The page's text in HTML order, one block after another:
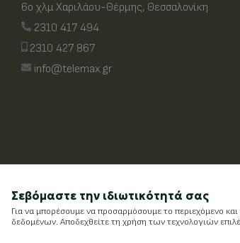
6ο χλμ Χαριλάου-Θέρμης, Θεσσαλονίκη
2310 417 494
2310 427 867
info@telemax.gr
Σεβόμαστε την ιδιωτικότητά σας
Για να μπορέσουμε να προσαρμόσουμε το περιεχόμενο
δεδομένων. Αποδεχθείτε τη χρήση των τεχνολογιών